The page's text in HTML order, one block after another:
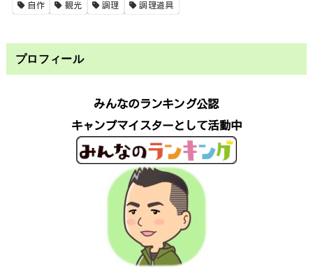
自作 観光 調理 調理道具
プロフィール
みんなのランキング公認
キャンプマイスターとして活動中